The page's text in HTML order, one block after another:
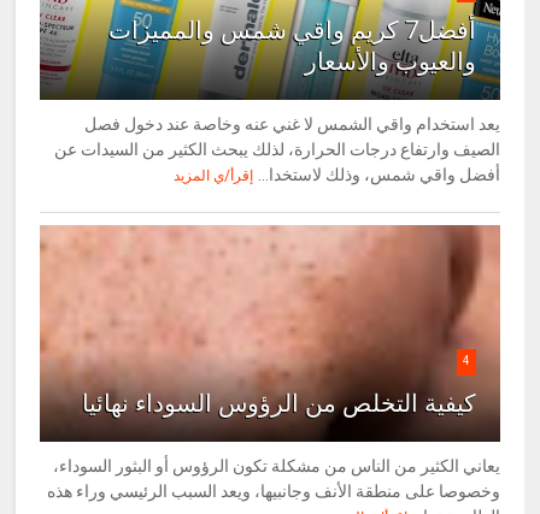
أفضل7 كريم واقي شمس والمميزات
والعيوب والأسعار
يعد استخدام واقي الشمس لا غني عنه وخاصة عند دخول فصل
الصيف وارتفاع درجات الحرارة، لذلك يبحث الكثير من السيدات عن
أفضل واقي شمس، وذلك لاستخدا...
إقرأ/ي المزيد
4
كيفية التخلص من الرؤوس السوداء نهائيا
يعاني الكثير من الناس من مشكلة تكون الرؤوس أو البثور السوداء،
وخصوصا على منطقة الأنف وجانبيها، ويعد السبب الرئيسي وراء هذه